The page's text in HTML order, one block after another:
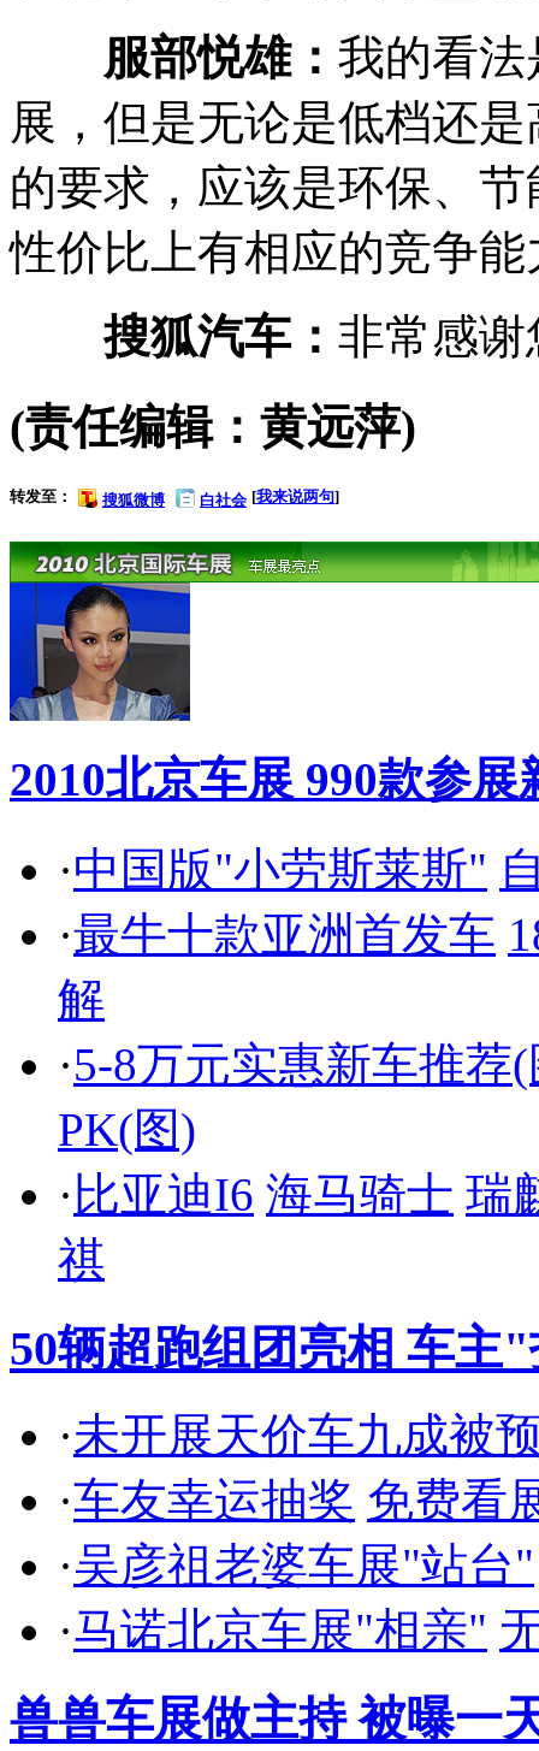
服部悦雄： 我的看
展，但是无论是低档还
的要求，应该是环保、
性价比上有相应的竞争
搜狐汽车： 非常感谢
(责任编辑：黄远萍)
转发至： 搜狐微博 白社会 [我来说两句]
2010北京车展 990款参
·中国版"小劳斯莱斯"
·最牛十款亚洲首发车
解
·5-8万元实惠新车推荐
PK(图)
· 比亚迪I6 海马骑士 瑞
祺
50辆超跑组团亮相 车主
·未开展天价车九成被
·车友幸运抽奖 免费看
·吴彦祖老婆车展"站台"
·马诺北京车展"相亲"
兽兽车展做主持 被曝一